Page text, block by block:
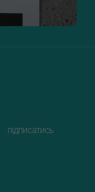
підписатись